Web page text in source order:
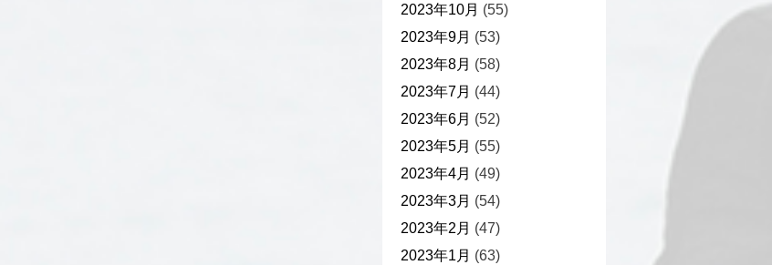
2023年10月 (55)
2023年9月 (53)
2023年8月 (58)
2023年7月 (44)
2023年6月 (52)
2023年5月 (55)
2023年4月 (49)
2023年3月 (54)
2023年2月 (47)
2023年1月 (63)